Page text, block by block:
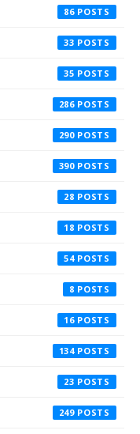
86
33
35
286
290
390
28
18
54
8
16
134
23
249